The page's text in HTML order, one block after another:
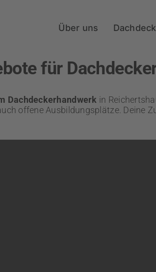
Über uns
für
Dachdeckerhandwerk in
offene Ausbildungsplätze. Deine